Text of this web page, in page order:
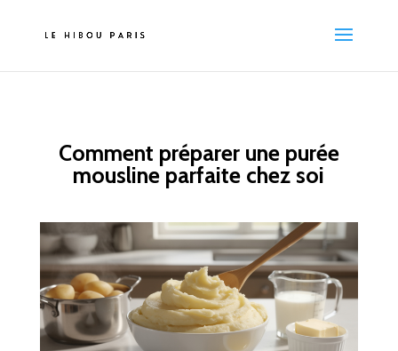
Comment préparer une purée
mousline parfaite chez soi